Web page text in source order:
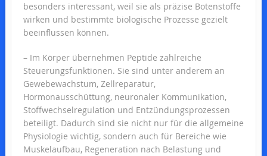
besonders interessant, weil sie als präzise Botenstoffe
wirken und bestimmte biologische Prozesse gezielt
beeinflussen können.
– Im Körper übernehmen Peptide zahlreiche
Steuerungsfunktionen. Sie sind unter anderem an
Gewebewachstum, Zellreparatur,
Hormonausschüttung, neuronaler Kommunikation,
Stoffwechselregulation und Entzündungsprozessen
beteiligt. Dadurch sind sie nicht nur für die allgemeine
Physiologie wichtig, sondern auch für Bereiche wie
Muskelaufbau, Regeneration nach Belastung und